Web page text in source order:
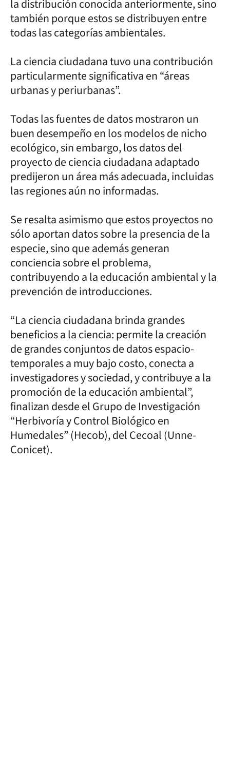
la distribución conocida anteriormente, sino
también porque estos se distribuyen entre
todas las categorías ambientales.
La ciencia ciudadana tuvo una contribución
particularmente significativa en “áreas
urbanas y periurbanas”.
Todas las fuentes de datos mostraron un
buen desempeño en los modelos de nicho
ecológico, sin embargo, los datos del
proyecto de ciencia ciudadana adaptado
predijeron un área más adecuada, incluidas
las regiones aún no informadas.
Se resalta asimismo que estos proyectos no
sólo aportan datos sobre la presencia de la
especie, sino que además generan
conciencia sobre el problema,
contribuyendo a la educación ambiental y la
prevención de introducciones.
“La ciencia ciudadana brinda grandes
beneficios a la ciencia: permite la creación
de grandes conjuntos de datos espacio-
temporales a muy bajo costo, conecta a
investigadores y sociedad, y contribuye a la
promoción de la educación ambiental”,
finalizan desde el Grupo de Investigación
“Herbivoría y Control Biológico en
Humedales” (Hecob), del Cecoal (Unne-
Conicet).